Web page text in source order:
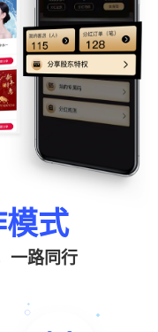
式
一路同行